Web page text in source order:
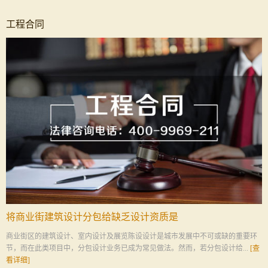
工程合同
将商业街建筑设计分包给缺乏设计资质是
商业街区的建筑设计、室内设计及展览陈设设计是城市发展中不可或缺的重要环
节，而在此类项目中，分包设计业务已成为常见做法。然而，若分包设计给... [查
看详细]